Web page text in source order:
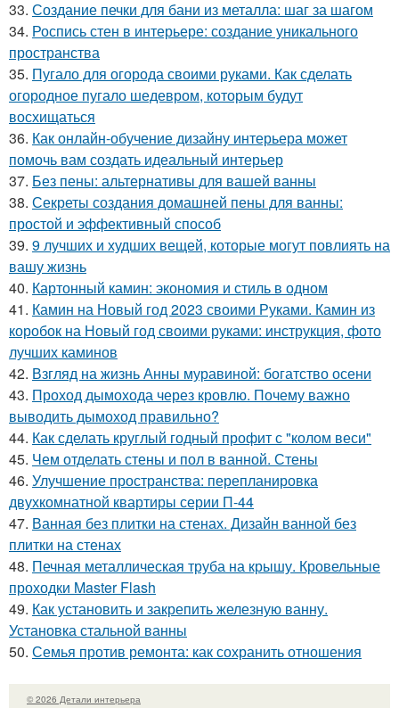
33. Создание печки для бани из металла: шаг за шагом
34. Роспись стен в интерьере: создание уникального
пространства
35. Пугало для огорода своими руками. Как сделать
огородное пугало шедевром, которым будут
восхищаться
36. Как онлайн-обучение дизайну интерьера может
помочь вам создать идеальный интерьер
37. Без пены: альтернативы для вашей ванны
38. Секреты создания домашней пены для ванны:
простой и эффективный способ
39. 9 лучших и худших вещей, которые могут повлиять на
вашу жизнь
40. Картонный камин: экономия и стиль в одном
41. Камин на Новый год 2023 своими Руками. Камин из
коробок на Новый год своими руками: инструкция, фото
лучших каминов
42. Взгляд на жизнь Анны муравиной: богатство осени
43. Проход дымохода через кровлю. Почему важно
выводить дымоход правильно?
44. Как сделать круглый годный профит с "колом веси"
45. Чем отделать стены и пол в ванной. Стены
46. Улучшение пространства: перепланировка
двухкомнатной квартиры серии П-44
47. Ванная без плитки на стенах. Дизайн ванной без
плитки на стенах
48. Печная металлическая труба на крышу. Кровельные
проходки Master Flash
49. Как установить и закрепить железную ванну.
Установка стальной ванны
50. Семья против ремонта: как сохранить отношения
© 2026 Детали интерьера